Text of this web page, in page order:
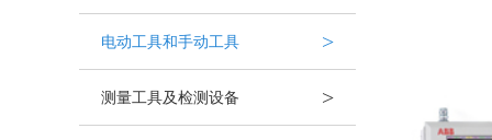
电动工具和手动工具 >
测量工具及检测设备 >